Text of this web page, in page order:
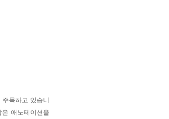
주목하고 있습니
애노테이션을